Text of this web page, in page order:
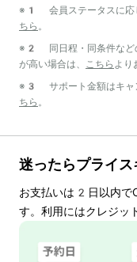
※1 会員ステータスに応
ちら 。
※2 同日程・同条件など
が高い場合は、 こちら より
※3 サポート金額はキャ
ちら 。
迷ったらプライス
お支払いは 2 日以内で
す。利用にはクレジッ